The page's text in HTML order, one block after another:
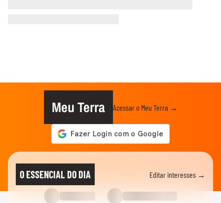
Meu Terra Acessar o Meu Terra →
O ESSENCIAL DO DIA Editar interesses →